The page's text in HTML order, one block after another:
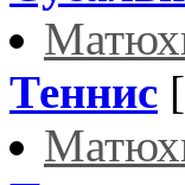
Теннис [